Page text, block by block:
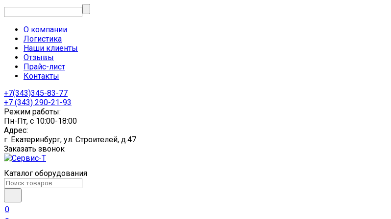
О компании
Логистика
Наши клиенты
Отзывы
Прайс-лист
Контакты
+7(343)345-83-77
+7 (343) 290-21-93
Режим работы:
Пн-Пт, с 10:00-18:00
Адрес:
г. Екатеринбург, ул. Строителей, д.47
Заказать звонок
Каталог оборудования
0